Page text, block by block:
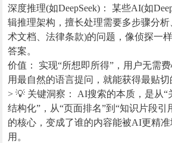
深度推理(如DeepSeek)： 某些AI(如
辑推理架构，擅长处理需要多步骤分
术文档、法律条款)的问题，像侦探一
答案。
价值： 实现“所想即所得”，用户无需
用最自然的语言提问，就能获得最贴切
> 💡 关键洞察： AI搜索的本质，是从“
结构化”，从“页面排名”到“知识片段引
的核心，变成了谁的内容能被AI更精准
用。